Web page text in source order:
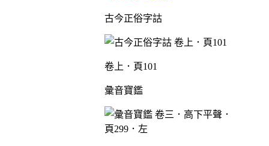
古今正俗字詁
卷上．頁101
彙音寶鑑